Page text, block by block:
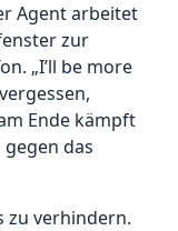
Agent arbeitet
zur
„I’ll be more
Ende kämpft
das
zu verhindern.